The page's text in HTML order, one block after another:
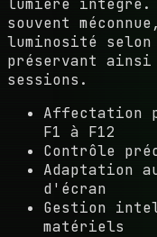
lumière
souvent
luminosité
préservant ainsi
sessions.
Affectation
F1 à F12
Contrôle
Adaptation
d'écran
Gestion
matériels